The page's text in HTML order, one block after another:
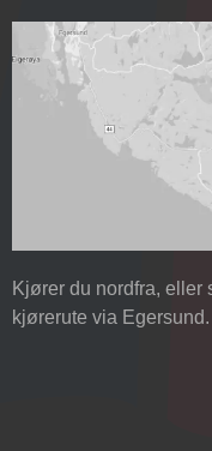
Kjører du nordfra, eller
kjørerute via Egersund.